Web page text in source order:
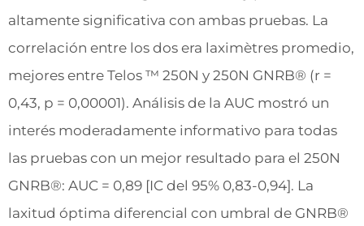
altamente significativa con ambas pruebas. La
correlación entre los dos era laximètres promedio,
mejores entre Telos ™ 250N y 250N GNRB® (r =
0,43, p = 0,00001). Análisis de la AUC mostró un
interés moderadamente informativo para todas
las pruebas con un mejor resultado para el 250N
GNRB®: AUC = 0,89 [IC del 95% 0,83-0,94]. La
laxitud óptima diferencial con umbral de GNRB®